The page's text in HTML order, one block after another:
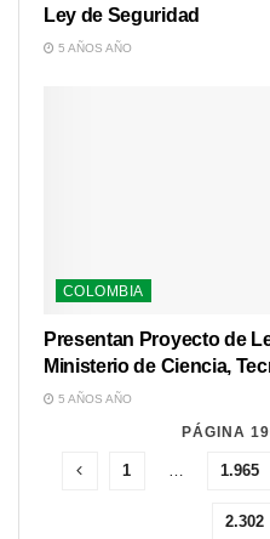
Ley de Seguridad
5 AÑOS AÑO
COLOMBIA
Presentan Proyecto de
Ministerio de Ciencia,
5 AÑOS AÑO
PÁGINA
1 … 1.965
2.302